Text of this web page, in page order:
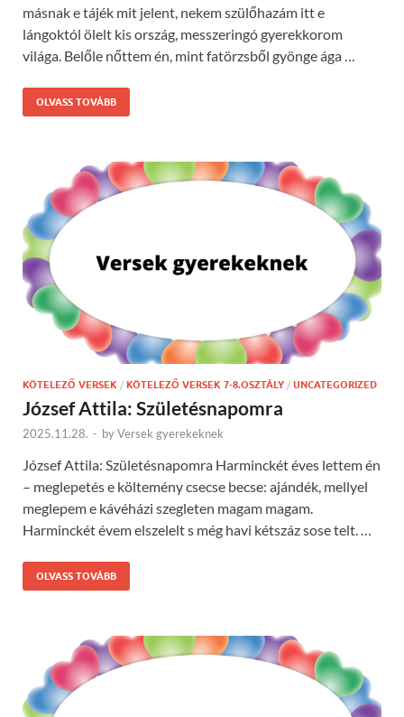
másnak e tájék mit jelent, nekem szülőhazám itt e
lángoktól ölelt kis ország, messzeringó gyerekkorom
világa. Belőle nőttem én, mint fatörzsből gyönge ága …
OLVASS TOVÁBB
KÖTELEZŐ VERSEK / KÖTELEZŐ VERSEK 7-8.OSZTÁLY / UNCATEGORIZED
József Attila: Születésnapomra
2025.11.28. - byVersek gyerekeknek
József Attila: Születésnapomra Harminckét éves lettem én
– meglepetés e költemény csecse becse: ajándék, mellyel
meglepem e kávéházi szegleten magam magam.
Harminckét évem elszelelt s még havi kétszáz sose telt. …
OLVASS TOVÁBB